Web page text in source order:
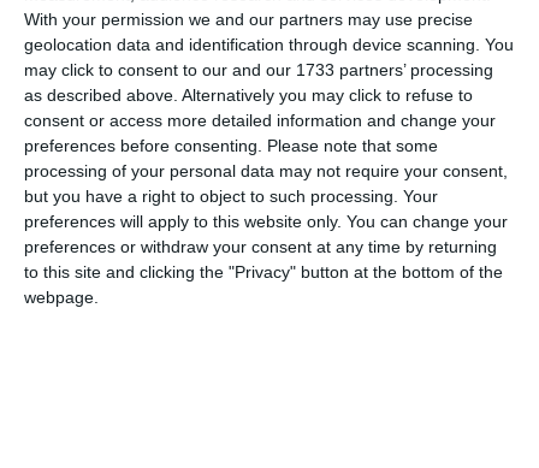
With your permission we and our partners may use precise
geolocation data and identification through device scanning. You
may click to consent to our and our 1733 partners’ processing
as described above. Alternatively you may click to refuse to
consent or access more detailed information and change your
preferences before consenting. Please note that some
processing of your personal data may not require your consent,
but you have a right to object to such processing. Your
preferences will apply to this website only. You can change your
preferences or withdraw your consent at any time by returning
to this site and clicking the "Privacy" button at the bottom of the
webpage.
Escort).
09:00 - 17:00 Nistoreşti Alte detalii: str: Primariei;
Monumentului şi Bisericii.
11:00 - 18:00 Mangalia Alte detalii: str: Ernest Juvara,
Carol Davila, Emil Palade, bloc R10, R11, R12, R9,
R9A - scara A si B, bloc R9B - scara A si B, laborator
analize Synevo
PRECIZĂRI:
Legea 190 din 2018, la articolul 7, menţionează că
activitatea jurnalistică este exonerată de la unele prevederi